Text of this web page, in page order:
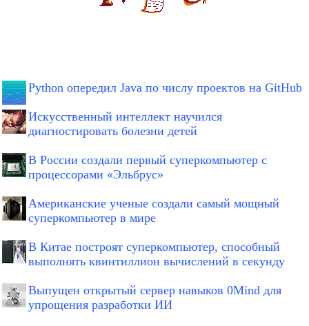
Python опередил Java по числу проектов на GitHub
Искусственный интеллект научился
диагностировать болезни детей
В России создали первый суперкомпьютер с
процессорами «Эльбрус»
Американские ученые создали самый мощный
суперкомпьютер в мире
В Китае построят суперкомпьютер, способный
выполнять квинтиллион вычислений в секунду
Выпущен открытый сервер навыков 0Mind для
упрощения разработки ИИ